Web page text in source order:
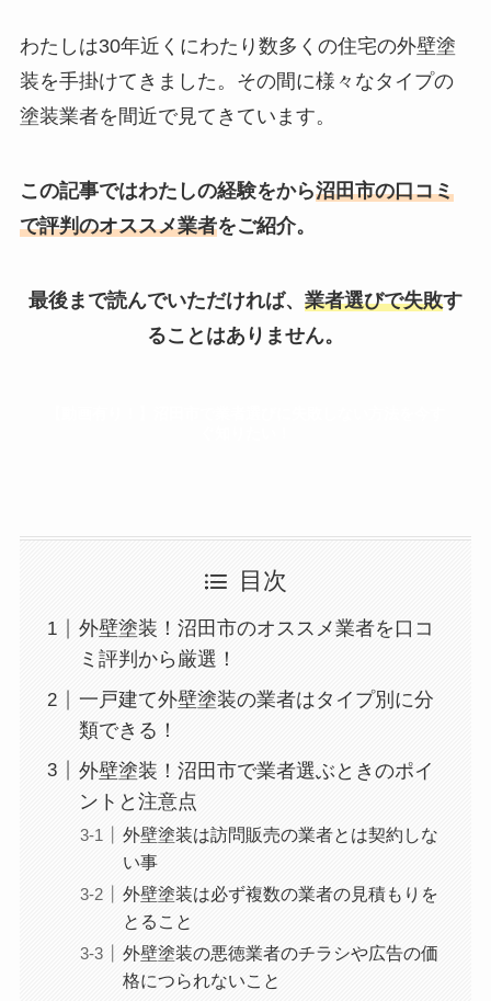
わたしは30年近くにわたり数多くの住宅の外壁塗
装を手掛けてきました。その間に様々なタイプの
塗装業者を間近で見てきています。
この記事ではわたしの経験をから沼田市の口コミ
で評判のオススメ業者をご紹介。
最後まで読んでいただければ、 業者選びで失敗す
ることはありません。
目次
外壁塗装！沼田市のオススメ業者を口コ
ミ評判から厳選！
一戸建て外壁塗装の業者はタイプ別に分
類できる！
外壁塗装！沼田市で業者選ぶときのポイ
ントと注意点
外壁塗装は訪問販売の業者とは契約しな
い事
外壁塗装は必ず複数の業者の見積もりを
とること
外壁塗装の悪徳業者のチラシや広告の価
格につられないこと